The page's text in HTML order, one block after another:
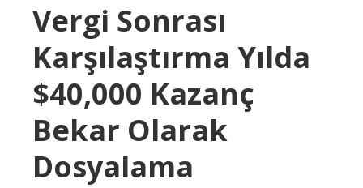
Vergi Sonrası
Karşılaştırma Yılda
$40,000 Kazanç
Bekar Olarak
Dosyalama